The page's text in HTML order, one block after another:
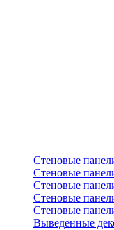
Стеновые
Стеновые
Стеновые
Стеновые
Стеновые
Выведенные